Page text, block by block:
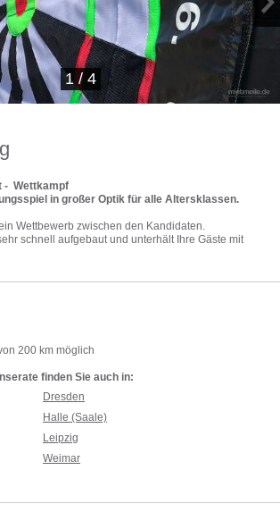
1/ 4
- Wettkampf
in großer Optik für alle Altersklassen.
Wettbewerb zwischen den Kandidaten.
schnell aufgebaut und unterhält Ihre Gäste mit
uns Bällen verfügbar.
Durchmesser
x 220V / 16A
Gebläse, Dartpfeile, Bälle, Unterlegplane, Dartscheibe
innerhalb Deutschland's per Spedition
200 km möglich
finden Sie auch in:
Dresden
Halle (Saale)
Leipzig
Weimar